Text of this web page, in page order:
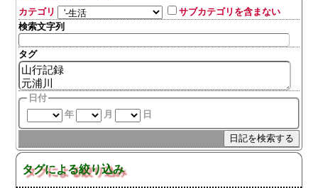
カテゴリ
サブカテゴリを含まない
検索文字列
タグ
日付
年
月 日
タグによる絞り込み